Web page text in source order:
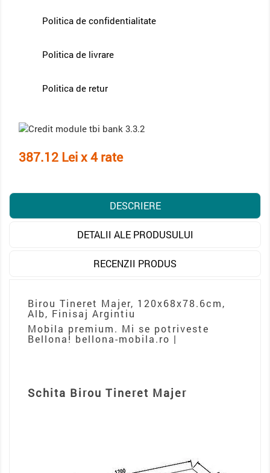
Politica de confidentialitate
Politica de livrare
Politica de retur
387.12 Lei x 4 rate
DESCRIERE
DETALII ALE PRODUSULUI
RECENZII PRODUS
Birou Tineret Majer, 120x68x78.6cm,
Alb, Finisaj Argintiu
Mobila premium. Mi se potriveste
Bellona! bellona-mobila.ro |
Schita Birou Tineret Majer